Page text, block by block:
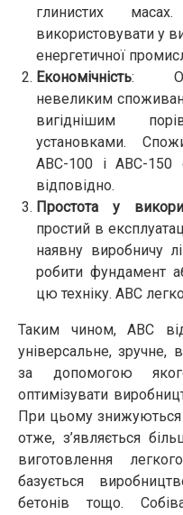
глинистих
використовувати у
енергетичної
Економічність:
невеликим
вигіднішим
установками.
АВС-100 і АВС-150
відповідно.
Простота у
простий в
наявну виробничу
робити фундамент
цю техніку. АВС
Таким чином, АВС
універсальне, зручне,
за допомогою
оптимізувати
При цьому знижуються
отже, з’являється
виготовлення
базується
бетонів тощо.